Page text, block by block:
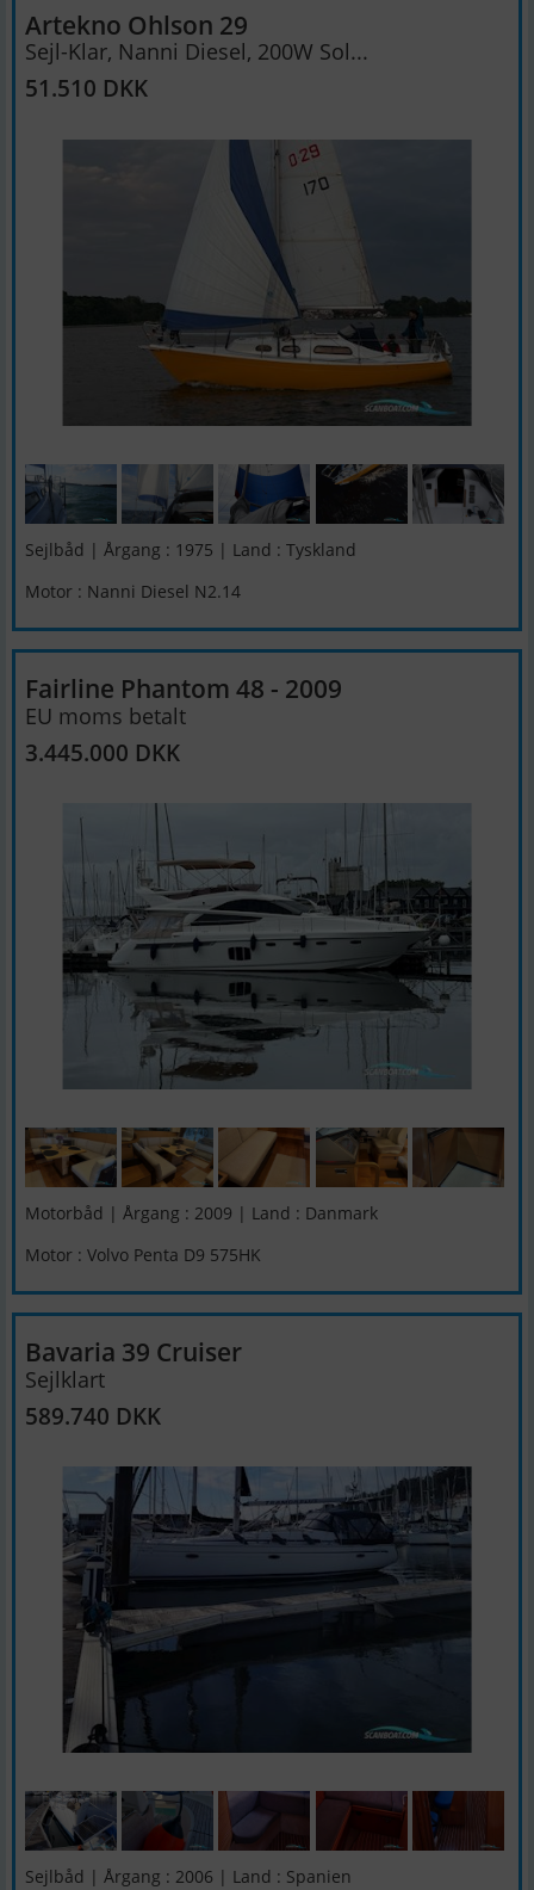
Artekno Ohlson 29
Sejl-Klar, Nanni Diesel, 200W Sol...
51.510 DKK
Sejlbåd | Årgang : 1975 | Land : Tyskland
Motor : Nanni Diesel N2.14
Fairline Phantom 48 - 2009
EU moms betalt
3.445.000 DKK
Motorbåd | Årgang : 2009 | Land : Danmark
Motor : Volvo Penta D9 575HK
Bavaria 39 Cruiser
Sejlklart
589.740 DKK
Sejlbåd | Årgang : 2006 | Land : Spanien